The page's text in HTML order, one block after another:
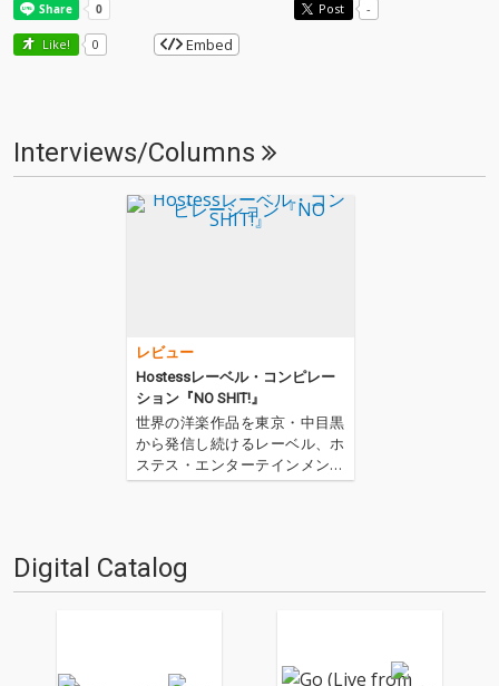
Post -
Like! 0 Embed
Interviews/Columns
レビュー
Hostessレーベル・コンピレー
ション『NO SHIT!』
世界の洋楽作品を東京・中目黒
から発信し続けるレーベル、ホ
ステス・エンターテインメント
が、創立から10年の時を経て遂
テインメント・グループ、ベガ
ーズ・グループ（XLレコー…
Digital Catalog